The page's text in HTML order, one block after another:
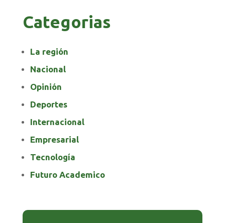
Categorias
La región
Nacional
Opinión
Deportes
Internacional
Empresarial
Tecnología
Futuro Academico